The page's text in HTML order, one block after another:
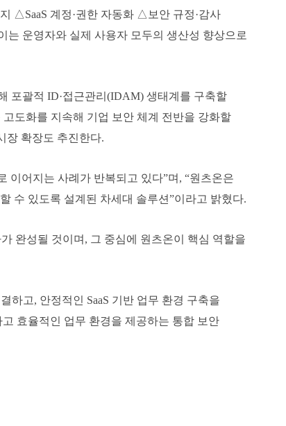
△SaaS 계정·권한 자동화 △보안 규정·감사
운영자와 실제 사용자 모두의 생산성 향상으로
포괄적 ID·접근관리(IDAM) 생태계를 구축할
도화를 지속해 기업 보안 체계 전반을 강화할
장 확장도 추진한다.
이어지는 사례가 반복되고 있다”며, “원츠온은
수 있도록 설계된 차세대 솔루션”이라고 밝혔다.
완성될 것이며, 그 중심에 원츠온이 핵심 역할을
하고, 안정적인 SaaS 기반 업무 환경 구축을
효율적인 업무 환경을 제공하는 통합 보안